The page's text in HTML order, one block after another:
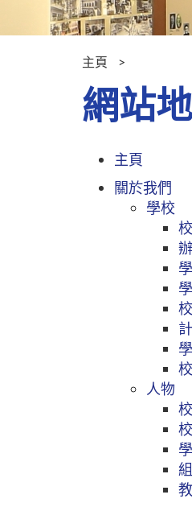
主頁
網站
主頁
關於我們
學校
人物